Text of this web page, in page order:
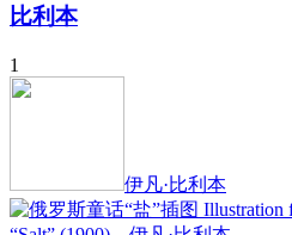
比利本
1
伊凡·比利本